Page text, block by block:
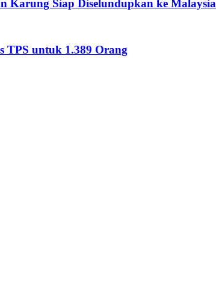
Karung Siap Diselundupkan ke Malaysia
TPS untuk 1.389 Orang